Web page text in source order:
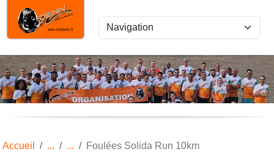
Accueil Foulées Solida Run 10km
Panneau de gestion des cookies